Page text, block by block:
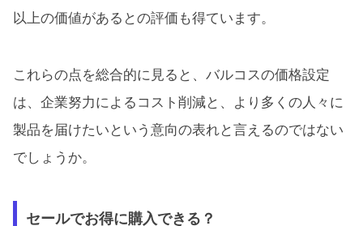
以上の価値があるとの評価も得ています。
これらの点を総合的に見ると、バルコスの価格設定
は、企業努力によるコスト削減と、より多くの人々に
製品を届けたいという意向の表れと言えるのではない
でしょうか。
セールでお得に購入できる？